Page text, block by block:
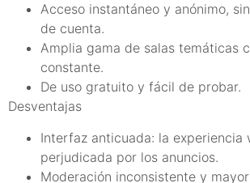
Acceso instantáneo y anónimo,
de cuenta.
Amplia gama de salas temáticas
constante.
De uso gratuito y fácil de probar.
Desventajas
Interfaz anticuada: la experiencia
perjudicada por los anuncios.
Moderación inconsistente y